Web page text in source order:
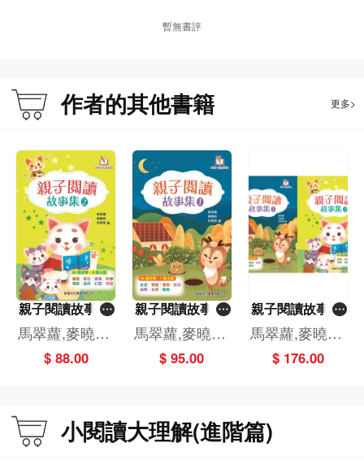
暫無書評
作者的其他書籍 更多>
親子閱讀故事集
(2)[新雅‧點讀樂
園]
馬翠蘿,麥曉帆,
利倚恩
$ 88.00
親子閱讀故事集
(1)[新雅‧點讀樂
園]
馬翠蘿,麥曉帆,
利倚恩
$ 95.00
親子閱讀故事集
(一套2冊)[新雅‧
點讀樂園]
馬翠蘿,麥曉帆,
利倚恩
$ 176.00
小閱讀大理解(進階篇)